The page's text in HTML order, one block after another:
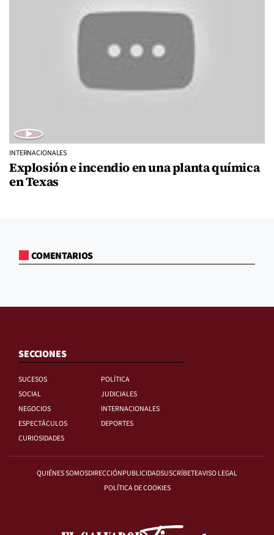
INTERNACIONALES
Explosión e incendio en una planta química
en Texas
COMENTARIOS
SECCIONES
SUCESOS
POLÍTICA
SOCIAL
JUDICIALES
NEGOCIOS
INTERNACIONALES
ESPECTÁCULOS
DEPORTES
CURIOSIDADES
QUIÉNES SOMOSDIRECCIÓNPUBLICIDADSUSCRÍBETEAVISO LEGAL
POLÍTICA DE COOKIES